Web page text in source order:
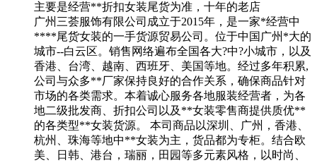
主要是经营**折扣女装尾货为准，十年的老店
广州三荟服饰有限公司成立于2015年，是一家*经营中
****尾货女装的一手货源贸易公司。位于中国广州*大的
城市--白云区。销售网络遍布全国各大?中?小城市，以及
香港、台湾、越南、西班牙、美国等地。经过多年积累,
公司与众多**厂家保持良好的合作关系，确保商品针对
市场的各类需求。本着诚心服务各地服装经营者，为各
地二级批发商、折扣公司以及**女装零售商提供质优**
的各类型**女装货源。 本司商品以深圳、广州，香港、
杭州、珠海等地中**女装为主，货品都为专柜。结合欧
美、日韩、港台，瑞丽，田园等多元素风格，以时尚、